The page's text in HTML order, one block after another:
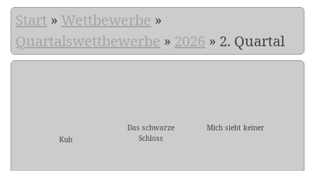
Start » Wettbewerbe »
Quartalswettbewerbe » 2026 » 2. Quartal
Kuh
Das schwarze
Schloss
Mich sieht keiner